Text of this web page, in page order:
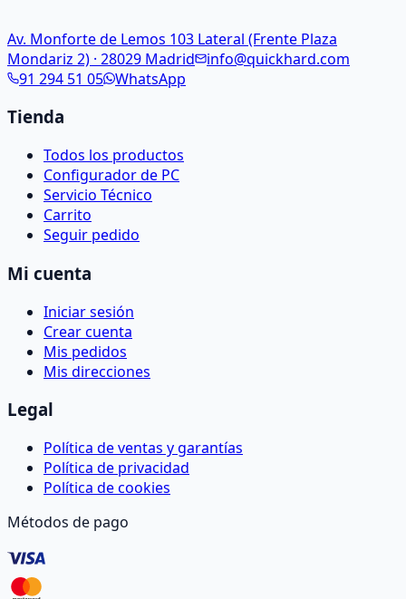
Av. Monforte de Lemos 103 Lateral (Frente Plaza
Mondariz 2) · 28029 Madrid
info@quickhard.com
91 294 51 05 WhatsApp
Tienda
Todos los productos
Configurador de PC
Servicio Técnico
Carrito
Seguir pedido
Mi cuenta
Iniciar sesión
Crear cuenta
Mis pedidos
Mis direcciones
Legal
Política de ventas y garantías
Política de privacidad
Política de cookies
Métodos de pago